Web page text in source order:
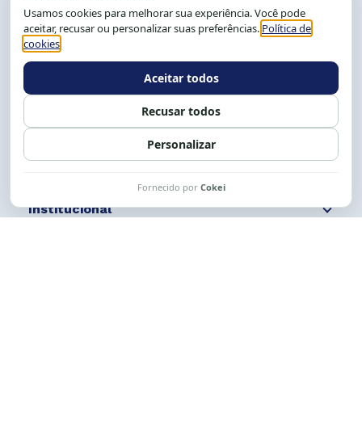
CEP: 40.150-055
Salvador-BA, Brasil.
Tel.: (71) 2104-5457, Cel.: (71) 9 9239-2104 ou 2105
Expediente: 8h às 12h e 13 às 17h.
Siga nossas redes Fale conosco
Institucional